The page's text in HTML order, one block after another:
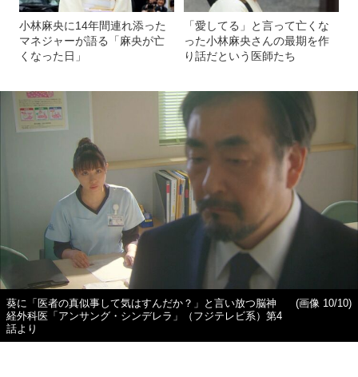
小林麻央に14年間連れ添った
マネジャーが語る「麻央が亡
くなった日」
「愛してる」と言って亡くな
った小林麻央さんの最期を作
り話だという医師たち
葵に「医者の真似事して気はすんだか？」と言い放つ脳神
経外科医「アンサング・シンデレラ」（フジテレビ系）第4
話より
(画像 10/10)